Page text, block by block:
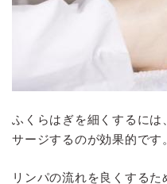
ふくらはぎを細くするには
サージするのが効果的です
リンパの流れを良くする